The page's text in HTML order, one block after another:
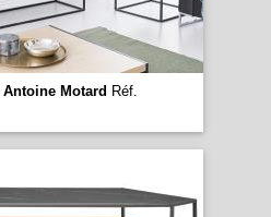
Antoine Motard Réf.